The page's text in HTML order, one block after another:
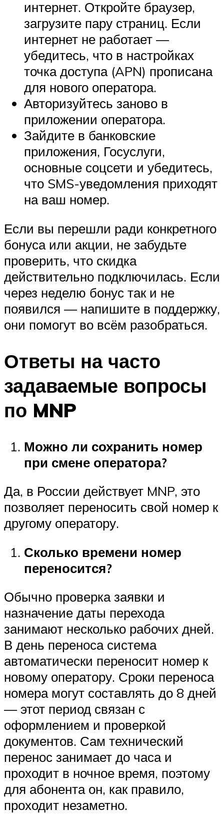
интернет. Откройте браузер,
загрузите пару страниц. Если
интернет не работает —
убедитесь, что в настройках
точка доступа (APN) прописана
для нового оператора.
Авторизуйтесь заново в
приложении оператора.
Зайдите в банковские
приложения, Госуслуги,
основные соцсети и убедитесь,
что SMS-уведомления приходят
на ваш номер.
Если вы перешли ради конкретного
бонуса или акции, не забудьте
проверить, что скидка
действительно подключилась. Если
через неделю бонус так и не
появился — напишите в поддержку,
они помогут во всём разобраться.
Ответы на часто
задаваемые вопросы
по MNP
Можно ли сохранить номер
при смене оператора?
Да, в России действует MNP, это
позволяет переносить свой номер к
другому оператору.
Сколько времени номер
переносится?
Обычно проверка заявки и
назначение даты перехода
занимают несколько рабочих дней.
В день переноса система
автоматически переносит номер к
новому оператору. Сроки переноса
номера могут составлять до 8 дней
— этот период связан с
оформлением и проверкой
документов. Сам технический
перенос занимает до часа и
проходит в ночное время, поэтому
для абонента он, как правило,
проходит незаметно.